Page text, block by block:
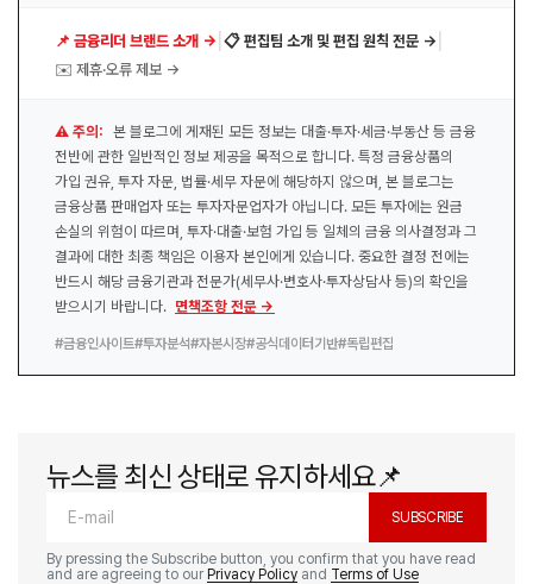
📌 금융리더 브랜드 소개 → 📋 편집팀 소개 및 편집 원칙 전문 →
✉️ 제휴·오류 제보 →
⚠️ 주의: 본 블로그에 게재된 모든 정보는 대출·투자·세금·부동산 등 금융
전반에 관한 일반적인 정보 제공을 목적으로 합니다. 특정 금융상품의
가입 권유, 투자 자문, 법률·세무 자문에 해당하지 않으며, 본 블로그는
금융상품 판매업자 또는 투자자문업자가 아닙니다. 모든 투자에는 원금
손실의 위험이 따르며, 투자·대출·보험 가입 등 일체의 금융 의사결정과 그
결과에 대한 최종 책임은 이용자 본인에게 있습니다. 중요한 결정 전에는
반드시 해당 금융기관과 전문가(세무사·변호사·투자상담사 등)의 확인을
받으시기 바랍니다. 면책조항 전문 →
#금융인사이트#투자분석#자본시장#공식데이터기반#독립편집
뉴스를 최신 상태로 유지하세요📌
SUBSCRIBE
By pressing the Subscribe button, you confirm that you have read
and are agreeing to our Privacy Policy and Terms of Use